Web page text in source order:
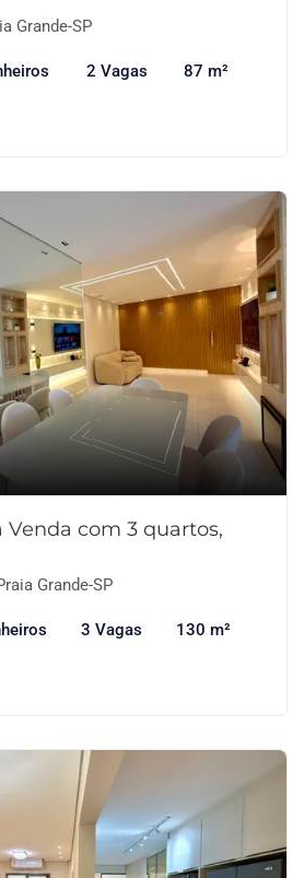
Grande-SP
2 Vagas 87 m²
com 3 quartos,
Grande-SP
3 Vagas 130 m²